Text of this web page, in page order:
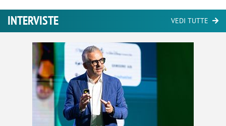
INTERVISTE VEDI TUTTE